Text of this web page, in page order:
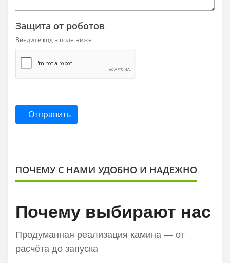
Защита от роботов
Введите код в поле ниже
Отправить
ПОЧЕМУ С НАМИ УДОБНО И НАДЕЖНО
Почему выбирают нас
Продуманная реализация камина — от
расчёта до запуска